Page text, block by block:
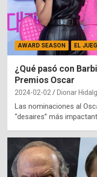
AWARD SEASON EL
¿Qué pasó con
Premios Oscar
2024-02-02 Dionar
Las nominaciones al
“desaires” más